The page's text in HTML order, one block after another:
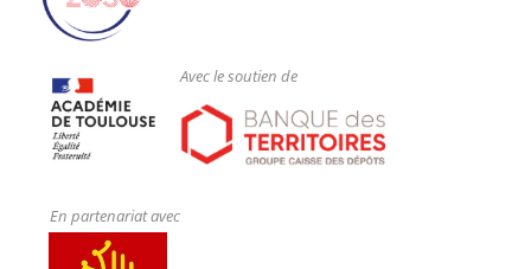
Avec le soutien de
En partenariat avec